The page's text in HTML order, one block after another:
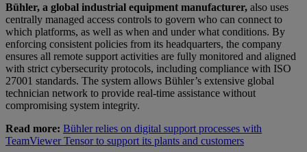
Bühler, a global industrial equipment manufacturer, also uses
centrally managed access controls to govern who can connect to
which platforms, as well as when and under what conditions. By
enforcing consistent policies from its headquarters, the company
ensures all remote support activities are fully monitored and aligned
with strict cybersecurity protocols, including compliance with ISO
27001 standards. The system allows Bühler’s extensive global
technician network to provide real-time assistance without
compromising system integrity.
Read more: Bühler relies on digital support processes with
TeamViewer Tensor to support its plants and customers